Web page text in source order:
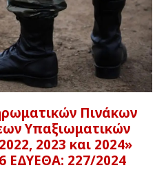
Πινάκων
Υπαξιωματικών
2023 και 2024»
ΕΔΥΕΘΑ: 227/2024